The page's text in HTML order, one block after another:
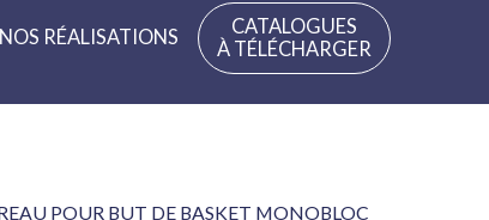
NOS RÉALISATIONS
CATALOGUES
À TÉLÉCHARGER
POUR BUT DE BASKET MONOBLOC